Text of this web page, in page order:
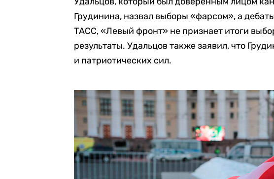
Грудинина, назвал выборы «фарсом», а
ТАСС, «Левый фронт» не признает итоги
результаты. Удальцов также заявил, что
и патриотических сил.